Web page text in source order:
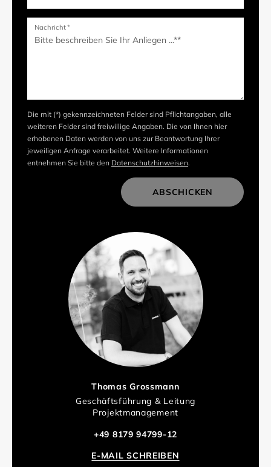
Thomas Grossmann
Geschäftsführung & Leitung
Projektmanagement
+49 8179 94799-12
E-MAIL SCHREIBEN
Nachricht*
Die mit (*) gekennzeichneten Felder sind Pflichtangaben, alle
weiteren Felder sind freiwillige Angaben. Die von Ihnen hier
erhobenen Daten werden von uns zur Beantwortung Ihrer
jeweiligen Anfrage verarbeitet. Weitere Informationen
entnehmen Sie bitte den Datenschutzhinweisen.
ABSCHICKEN